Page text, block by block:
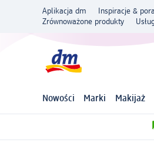
Aplikacja dm Inspiracje &
Zrównoważone produkty
Nowości Marki Makijaż